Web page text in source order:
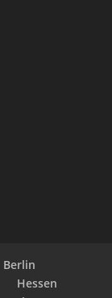
Berlin
Hessen